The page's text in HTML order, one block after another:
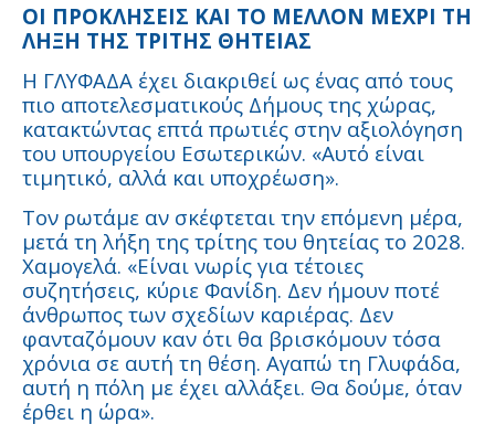
ΟΙ ΠΡΟΚΛΗΣΕΙΣ ΚΑΙ ΤΟ ΜΕΛΛΟΝ ΜΕΧΡΙ ΤΗ
ΛΗΞΗ ΤΗΣ ΤΡΙΤΗΣ ΘΗΤΕΙΑΣ
Η ΓΛΥΦΑΔΑ έχει διακριθεί ως ένας από τους
πιο αποτελεσματικούς Δήμους της χώρας,
κατακτώντας επτά πρωτιές στην αξιολόγηση
του υπουργείου Εσωτερικών. «Αυτό είναι
τιμητικό, αλλά και υποχρέωση».
Τον ρωτάμε αν σκέφτεται την επόμενη μέρα,
μετά τη λήξη της τρίτης του θητείας το 2028.
Χαμογελά. «Είναι νωρίς για τέτοιες
συζητήσεις, κύριε Φανίδη. Δεν ήμουν ποτέ
άνθρωπος των σχεδίων καριέρας. Δεν
φανταζόμουν καν ότι θα βρισκόμουν τόσα
χρόνια σε αυτή τη θέση. Αγαπώ τη Γλυφάδα,
αυτή η πόλη με έχει αλλάξει. Θα δούμε, όταν
έρθει η ώρα».